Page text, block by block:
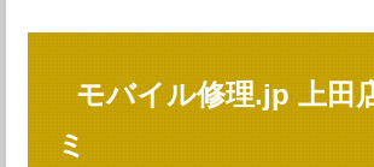
モバイル修理.jp 上田
ミ